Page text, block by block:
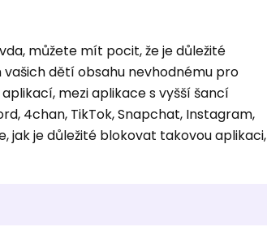
můžete mít pocit, že je důležité
dětí obsahu nevhodnému pro
mezi aplikace s vyšší šancí
4chan, TikTok, Snapchat, Instagram,
jak je důležité blokovat takovou aplikaci,